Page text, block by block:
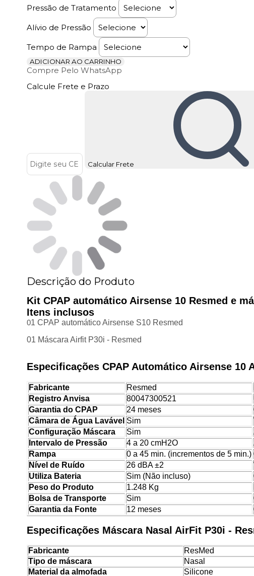
Pressão de Tratamento
Alívio de Pressão
Tempo de Rampa
ADICIONAR AO CARRINHO
Compre Pelo WhatsApp
Calcule Frete e Prazo
Calcular Frete
Descrição do Produto
Kit CPAP automático Airsense 10 Resmed e
Itens inclusos
01 CPAP automático Airsense S10 Resmed
01 Máscara Airfit P30i - Resmed
Especificações CPAP Automático Airsense 10
Fabricante Resmed
Registro Anvisa
80047300521
Garantia do CPAP
24 meses
Câmara de Água Lavável Sim
Configuração Máscara
Sim
Intervalo de Pressão
4 a 20 cmH2O
Rampa
0 a 45 min. (incrementos de 5 min.)
Nível de Ruído
26 dBA ±2
Utiliza Bateria
Sim (Não incluso)
Peso do Produto
1.248 Kg
Bolsa de Transporte
Sim
Garantia da Fonte
12 meses
Especificações Máscara Nasal AirFit P30i -
Fabricante ResMed
Tipo de máscara
Nasal
Material da almofada
Silicone